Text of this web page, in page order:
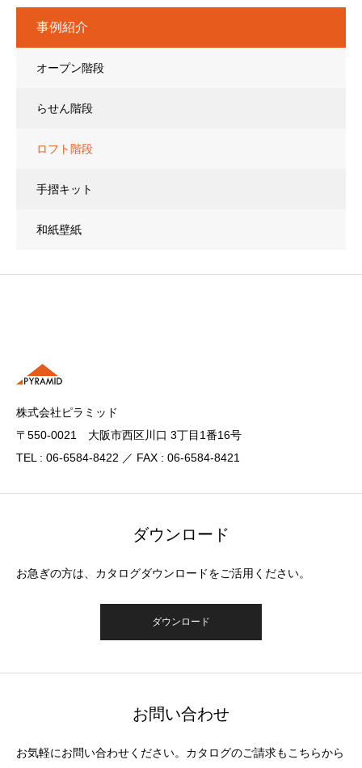
事例紹介
オープン階段
らせん階段
ロフト階段
手摺キット
和紙壁紙
株式会社ピラミッド
〒550-0021 大阪市西区川口 3丁目1番16号
TEL : 06-6584-8422 ／ FAX : 06-6584-8421
ダウンロード
お急ぎの方は、カタログダウンロードをご活用ください。
ダウンロード
お問い合わせ
お気軽にお問い合わせください。カタログのご請求もこちらから